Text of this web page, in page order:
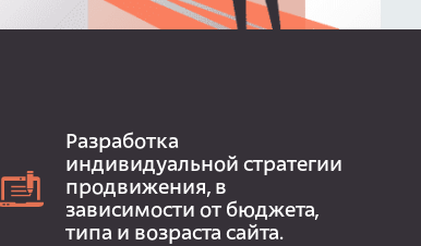
Разработка
индивидуальной стратегии
продвижения, в
зависимости от бюджета,
типа и возраста сайта.